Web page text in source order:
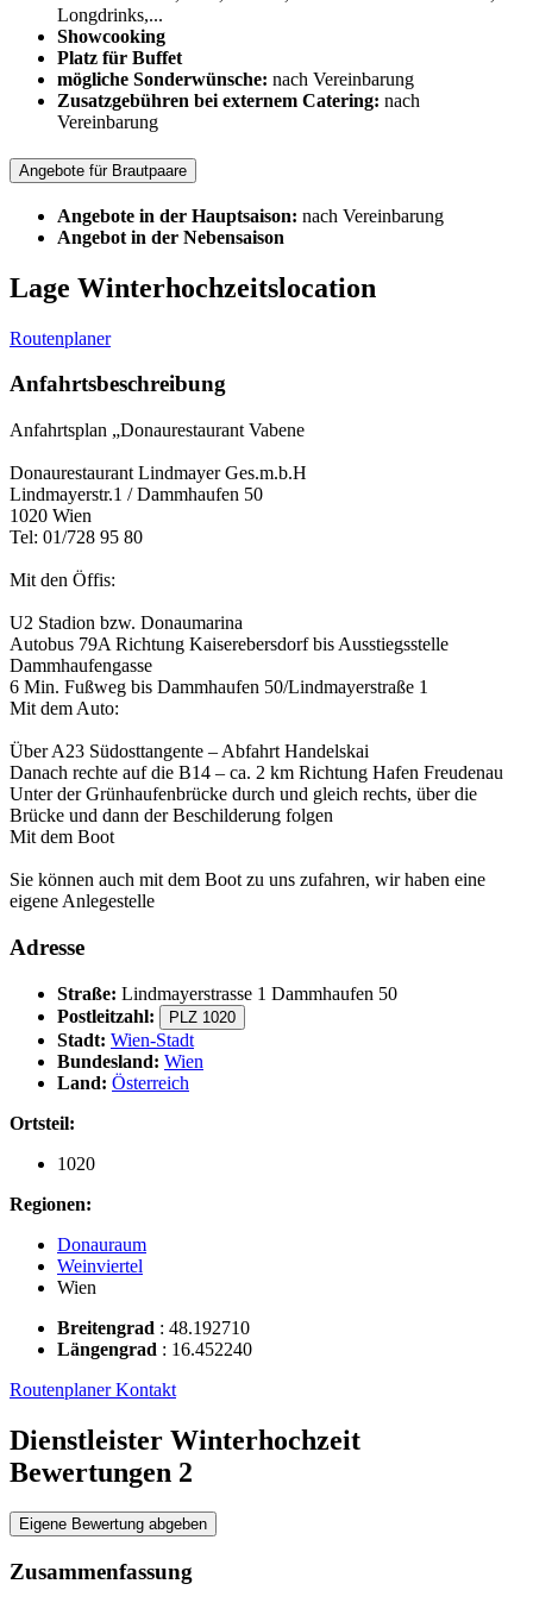
Longdrinks,...
Showcooking
Platz für Buffet
mögliche Sonderwünsche: nach Vereinbarung
Zusatzgebühren bei externem Catering: nach
Vereinbarung
Angebote für Brautpaare
Angebote in der Hauptsaison: nach Vereinbarung
Angebot in der Nebensaison
Lage Winterhochzeitslocation
Routenplaner
Anfahrtsbeschreibung
Anfahrtsplan „Donaurestaurant Vabene
Donaurestaurant Lindmayer Ges.m.b.H
Lindmayerstr.1 / Dammhaufen 50
1020 Wien
Tel: 01/728 95 80
Mit den Öffis:
U2 Stadion bzw. Donaumarina
Autobus 79A Richtung Kaiserebersdorf bis Ausstiegsstelle
Dammhaufengasse
6 Min. Fußweg bis Dammhaufen 50/Lindmayerstraße 1
Mit dem Auto:
Über A23 Südosttangente – Abfahrt Handelskai
Danach rechte auf die B14 – ca. 2 km Richtung Hafen Freudenau
Unter der Grünhaufenbrücke durch und gleich rechts, über die
Brücke und dann der Beschilderung folgen
Mit dem Boot
Sie können auch mit dem Boot zu uns zufahren, wir haben eine
eigene Anlegestelle
Adresse
Straße: Lindmayerstrasse 1 Dammhaufen 50
Postleitzahl:
PLZ 1020
Stadt: Wien-Stadt
Bundesland: Wien
Land: Österreich
Ortsteil:
1020
Regionen:
Donauraum
Weinviertel
Wien
Breitengrad : 48.192710
Längengrad : 16.452240
RoutenplanerKontakt
Dienstleister Winterhochzeit
Bewertungen 2
Eigene Bewertung abgeben
Zusammenfassung